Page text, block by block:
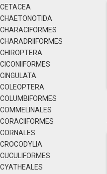
CETACEA
CHAETONOTIDA
CHARACIFORMES
CHARADRIIFORMES
CHIROPTERA
CICONIIFORMES
CINGULATA
COLEOPTERA
COLUMBIFORMES
COMMELINALES
CORACIIFORMES
CORNALES
CROCODYLIA
CUCULIFORMES
CYATHEALES